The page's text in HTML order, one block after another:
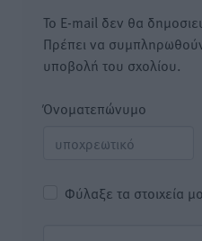
Το E-mail δεν θα
Πρέπει να
υποβολή του σχολίου.
Όνοματεπώνυμο
Φύλαξε τα στοιχεία